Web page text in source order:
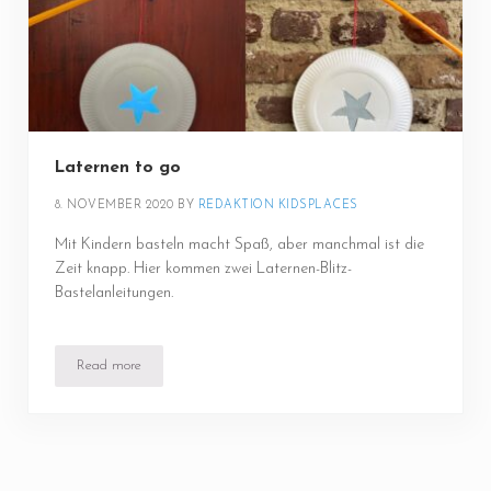
Laternen to go
8. NOVEMBER 2020 BY REDAKTION KIDSPLACES
Mit Kindern basteln macht Spaß, aber manchmal ist die
Zeit knapp. Hier kommen zwei Laternen-Blitz-
Bastelanleitungen.
Read moreLaternen to go